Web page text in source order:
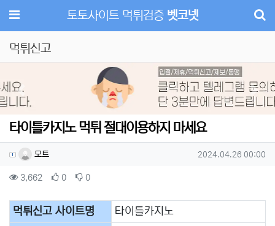
메뉴 토토사이트 먹튀검증 벳코넷
먹튀신고
Previous Next
타이틀카지노 먹튀 절대이용하지 마세요
작성자 정보
모트 작성일
2024.04.26 00:00
컨텐츠 정보
3,662 조회 0추천 0비추천
본문먹튀신고 사이트명
타이틀카지노